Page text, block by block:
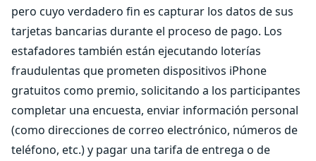
pero cuyo verdadero fin es capturar los datos de sus
tarjetas bancarias durante el proceso de pago. Los
estafadores también están ejecutando loterías
fraudulentas que prometen dispositivos iPhone
gratuitos como premio, solicitando a los participantes
completar una encuesta, enviar información personal
(como direcciones de correo electrónico, números de
teléfono, etc.) y pagar una tarifa de entrega o de